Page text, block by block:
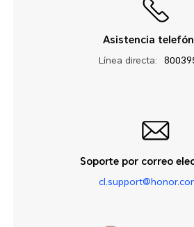
Asistencia
Línea directa:
Soporte por correo